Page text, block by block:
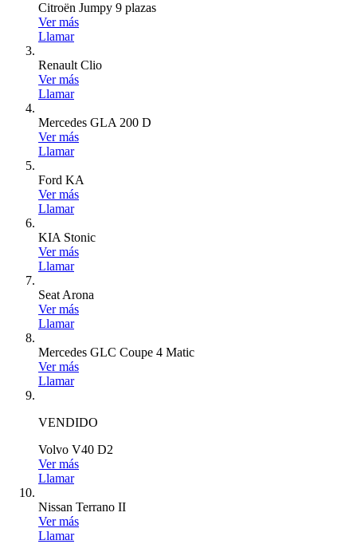
Citroën Jumpy 9 plazas
Ver más
Llamar
Renault Clio
Ver más
Llamar
Mercedes GLA 200 D
Ver más
Llamar
Ford KA
Ver más
Llamar
KIA Stonic
Ver más
Llamar
Seat Arona
Ver más
Llamar
Mercedes GLC Coupe 4 Matic
Ver más
Llamar
VENDIDO
Volvo V40 D2
Ver más
Llamar
Nissan Terrano II
Ver más
Llamar